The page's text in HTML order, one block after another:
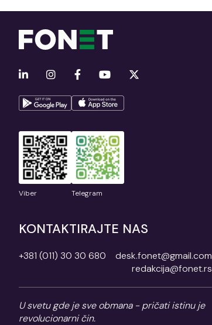
Viber Telegram
KONTAKTIRAJTE NAS
+381 (011) 30 30 680
desk.fonet@gmail.com
redakcija@fonet.rs
U svetu gde je sve obmana - pričati istinu je
revolucionarni čin.